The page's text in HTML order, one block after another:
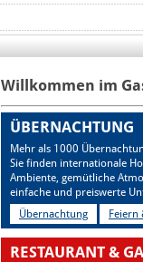
Willkommen im
ÜBERNACHTUNG
Mehr als 1000
Sie finden internationale
Ambiente, gemütliche
einfache und preiswerte
Übernachtung
Feiern
RESTAURANT &